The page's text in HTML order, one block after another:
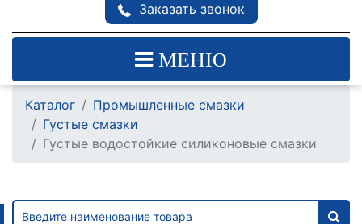
Заказать звонок
МЕНЮ
Каталог
Промышленные смазки
Густые смазки
Густые водостойкие силиконовые смазки